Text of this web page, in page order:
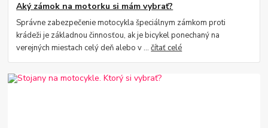
Aký zámok na motorku si mám vybrať?
Správne zabezpečenie motocykla špeciálnym zámkom proti
krádeži je základnou činnosťou, ak je bicykel ponechaný na
verejných miestach celý deň alebo v ...čítať celé